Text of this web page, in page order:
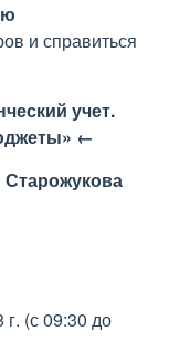
и справиться
учет.
←
г. (с 09:30 до